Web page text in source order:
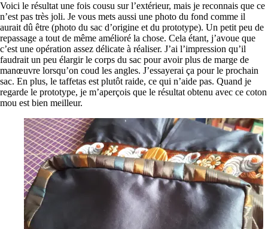
Voici le résultat une fois cousu sur l’extérieur, mais je reconnais que ce
n’est pas très joli. Je vous mets aussi une photo du fond comme il
aurait dû être (photo du sac d’origine et du prototype). Un petit peu de
repassage a tout de même amélioré la chose. Cela étant, j’avoue que
c’est une opération assez délicate à réaliser. J’ai l’impression qu’il
faudrait un peu élargir le corps du sac pour avoir plus de marge de
manœuvre lorsqu’on coud les angles. J’essayerai ça pour le prochain
sac. En plus, le taffetas est plutôt raide, ce qui n’aide pas. Quand je
regarde le prototype, je m’aperçois que le résultat obtenu avec ce coton
mou est bien meilleur.